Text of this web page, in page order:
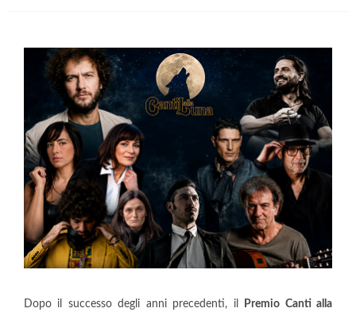
Dopo il successo degli anni precedenti, il
Premio Canti alla